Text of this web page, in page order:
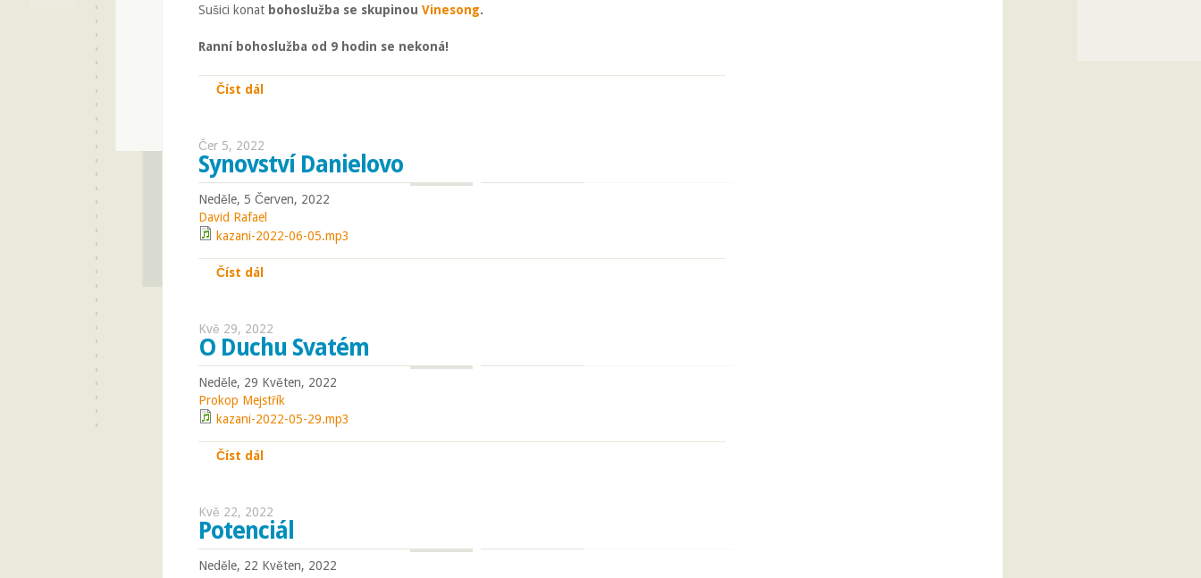
Sušici konat bohoslužba se skupinou Vinesong.
Ranní bohoslužba od 9 hodin se nekoná!
Číst dál
Čer 5, 2022
Synovství Danielovo
Neděle, 5 Červen, 2022
David Rafael
kazani-2022-06-05.mp3
Číst dál
Kvě 29, 2022
O Duchu Svatém
Neděle, 29 Květen, 2022
Prokop Mejstřík
kazani-2022-05-29.mp3
Číst dál
Kvě 22, 2022
Potenciál
Neděle, 22 Květen, 2022